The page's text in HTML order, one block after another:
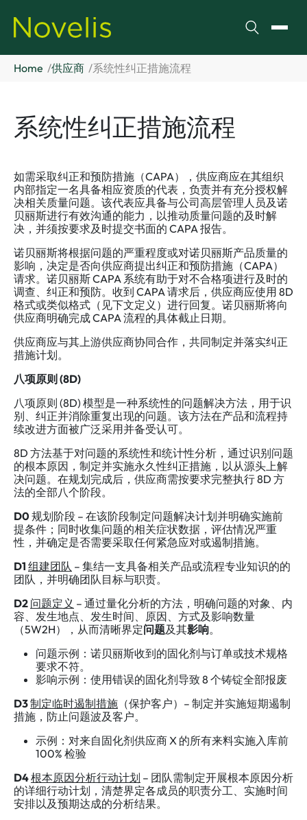
搜索 切换
Home 供应商 系统性纠正措施流程
系统性纠正措施流程
如需采取纠正和预防措施（CAPA），供应商应在其组织
内部指定一名具备相应资质的代表，负责并有充分授权解
决相关质量问题。该代表应具备与公司高层管理人员及诺
贝丽斯进行有效沟通的能力，以推动质量问题的及时解
决，并须按要求及时提交书面的 CAPA 报告。
诺贝丽斯将根据问题的严重程度或对诺贝丽斯产品质量的
影响，决定是否向供应商提出纠正和预防措施（CAPA）
请求。诺贝丽斯 CAPA 系统有助于对不合格项进行及时的
调查、纠正和预防。收到 CAPA 请求后，供应商应使用 8D
格式或类似格式（见下文定义）进行回复。诺贝丽斯将向
供应商明确完成 CAPA 流程的具体截止日期。
供应商应与其上游供应商协同合作，共同制定并落实纠正
措施计划。
八项原则 (8D)
八项原则 (8D) 模型是一种系统性的问题解决方法，用于识
别、纠正并消除重复出现的问题。该方法在产品和流程持
续改进方面被广泛采用并备受认可。
8D 方法基于对问题的系统性和统计性分析，通过识别问题
的根本原因，制定并实施永久性纠正措施，以从源头上解
决问题。在规划完成后，供应商需按要求完整执行 8D 方
法的全部八个阶段。
D0规划阶段 – 在该阶段制定问题解决计划并明确实施前
提条件；同时收集问题的相关症状数据，评估情况严重
性，并确定是否需要采取任何紧急应对或遏制措施。
D1 组建团队 – 集结一支具备相关产品或流程专业知识的的
团队，并明确团队目标与职责。
D2 问题定义 – 通过量化分析的方法，明确问题的对象、内
容、发生地点、发生时间、原因、方式及影响数量
（5W2H），从而清晰界定问题及其影响。
问题示例：诺贝丽斯收到的固化剂与订单或技术规格
要求不符。
影响示例：使用错误的固化剂导致 8 个铸锭全部报废
D3制定临时遏制措施 （保护客户）– 制定并实施短期遏制
措施，防止问题波及客户。
示例：对来自固化剂供应商 X 的所有来料实施入库前
100% 检验
D4根本原因分析行动计划 – 团队需制定开展根本原因分析
的详细行动计划，清楚界定各成员的职责分工、实施时间
安排以及预期达成的分析结果。